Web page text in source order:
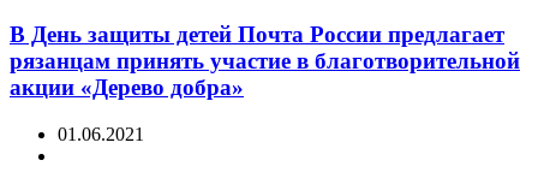
В День защиты детей Почта России предлагает
рязанцам принять участие в благотворительной
акции «Дерево добра»
01.06.2021